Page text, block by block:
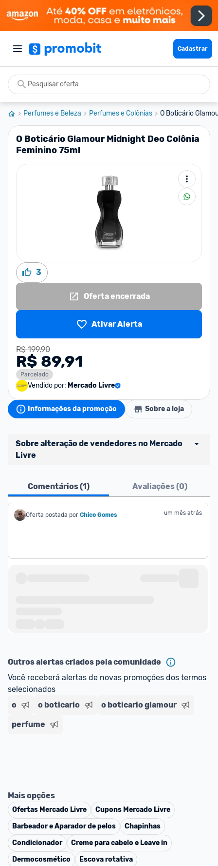
Cadastrar
Perfumes e Beleza Perfumes e Colônias O Boticário
O Boticário Glamour Midnight Deo Colônia
Feminino 75ml
3
Oferta encerrada
Ativar Alerta
R$ 199,90
R$ 89,91
Parcelado
Vendido por: Mercado Livre
Informações da promoção Sobre a loja
Sobre alteração de vendedores no Mercado
Livre
Comentários (1) Avaliações (0)
Oferta postada por Chico Gomes um mês atrás
Outros alertas criados pela comunidade
Você receberá alertas de novas promoções dos termos
selecionados
o
o boticario o boticario glamour
perfume
Mais opções
Ofertas Mercado Livre Cupons Mercado Livre
Barbeador e Aparador de pelos
Chapinhas
Condicionador
Creme para cabelo e Leave in
Dermocosmético
Escova rotativa